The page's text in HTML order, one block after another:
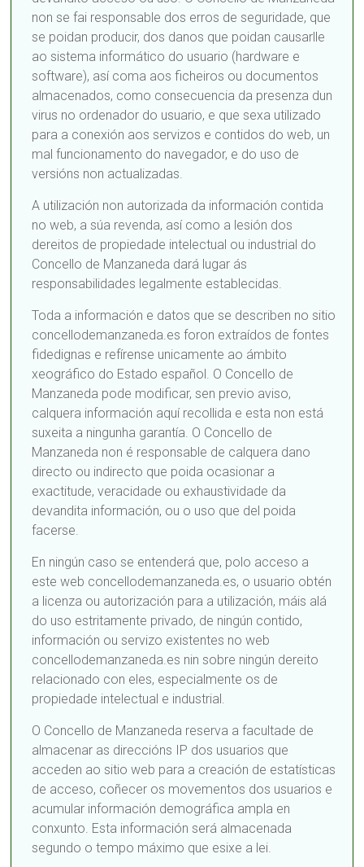
non se fai responsable dos erros de seguridade, que
se poidan producir, dos danos que poidan causarlle
ao sistema informático do usuario (hardware e
software), así coma aos ficheiros ou documentos
almacenados, como consecuencia da presenza dun
virus no ordenador do usuario, e que sexa utilizado
para a conexión aos servizos e contidos do web, un
mal funcionamento do navegador, e do uso de
versións non actualizadas.
A utilización non autorizada da información contida
no web, a súa revenda, así como a lesión dos
dereitos de propiedade intelectual ou industrial do
Concello de Manzaneda dará lugar ás
responsabilidades legalmente establecidas.
Toda a información e datos que se describen no sitio
concellodemanzaneda.es foron extraídos de fontes
fidedignas e refírense unicamente ao ámbito
xeográfico do Estado español. O Concello de
Manzaneda pode modificar, sen previo aviso,
calquera información aquí recollida e esta non está
suxeita a ningunha garantía. O Concello de
Manzaneda non é responsable de calquera dano
directo ou indirecto que poida ocasionar a
exactitude, veracidade ou exhaustividade da
devandita información, ou o uso que del poida
facerse.
En ningún caso se entenderá que, polo acceso a
este web concellodemanzaneda.es, o usuario obtén
a licenza ou autorización para a utilización, máis alá
do uso estritamente privado, de ningún contido,
información ou servizo existentes no web
concellodemanzaneda.es nin sobre ningún dereito
relacionado con eles, especialmente os de
propiedade intelectual e industrial.
O Concello de Manzaneda reserva a facultade de
almacenar as direccións IP dos usuarios que
acceden ao sitio web para a creación de estatísticas
de acceso, coñecer os movementos dos usuarios e
acumular información demográfica ampla en
conxunto. Esta información será almacenada
segundo o tempo máximo que esixe a lei.